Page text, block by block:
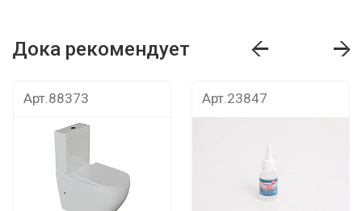
Дока рекомендует
Арт.88373 Арт.23847
Дока рекомендует Дока